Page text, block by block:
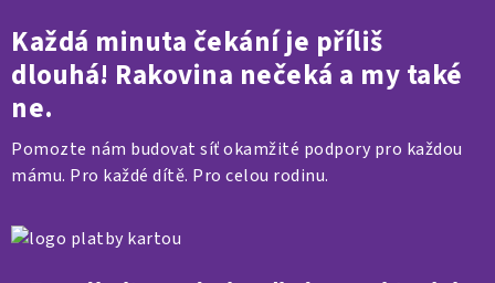
Každá minuta čekání je příliš
dlouhá! Rakovina nečeká a my také
ne.
Pomozte nám budovat síť okamžité podpory pro každou
mámu. Pro každé dítě. Pro celou rodinu.